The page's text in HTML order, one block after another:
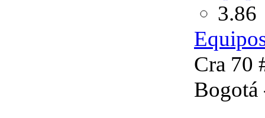
3.86
Cra 70
Bogotá